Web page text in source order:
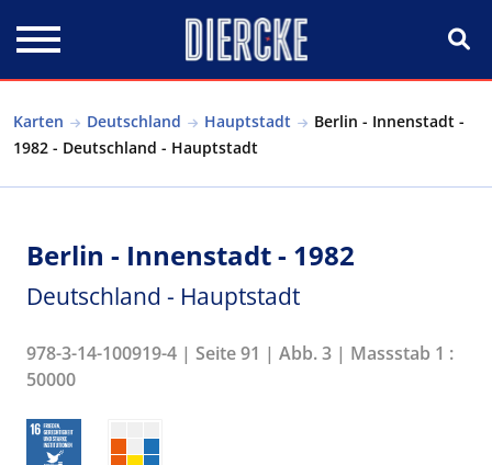
Karten Deutschland Hauptstadt
Berlin - Innenstadt -
1982 - Deutschland - Hauptstadt
Berlin - Innenstadt - 1982
Deutschland - Hauptstadt
978-3-14-100919-4 | Seite 91 | Abb. 3 | Massstab 1 :
50000